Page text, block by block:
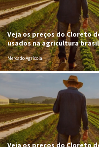
Veja os preços do Cloreto
usados na agricultura
Mercado Agrícola
Veja os preços do Cloreto